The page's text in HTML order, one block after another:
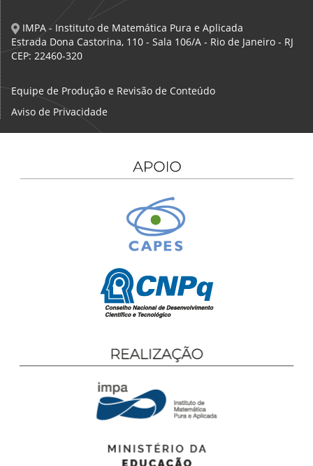
IMPA - Instituto de Matemática Pura e Aplicada
Estrada Dona Castorina, 110 - Sala 106/A - Rio de Janeiro - RJ
CEP: 22460-320
Equipe de Produção e Revisão de Conteúdo
Aviso de Privacidade